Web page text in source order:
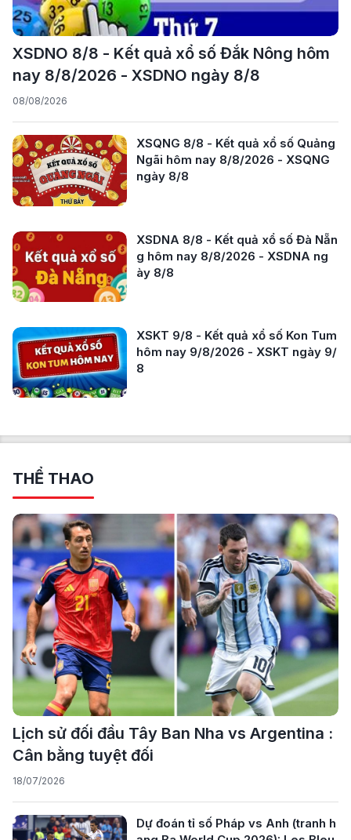
XSDNO 8/8 - Kết quả xổ số Đắk Nông hôm
nay 8/8/2026 - XSDNO ngày 8/8
08/08/2026
XSQNG 8/8 - Kết quả xổ số Quảng
Ngãi hôm nay 8/8/2026 - XSQNG
ngày 8/8
XSDNA 8/8 - Kết quả xổ số Đà Nẵn
g hôm nay 8/8/2026 - XSDNA ng
ày 8/8
XSKT 9/8 - Kết quả xổ số Kon Tum
hôm nay 9/8/2026 - XSKT ngày 9/
8
THỂ THAO
Lịch sử đối đầu Tây Ban Nha vs Argentina :
Cân bằng tuyệt đối
18/07/2026
Dự đoán tỉ số Pháp vs Anh (tranh h